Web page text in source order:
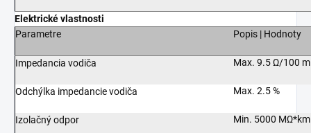
Elektrické vlastnosti
Parametre
Popis | Hodnoty
Impedancia vodiča Max. 9.5 Ω/100 m
Odchýlka impedancie vodiča Max. 2.5 %
Izolačný odpor Min. 5000 MΩ*